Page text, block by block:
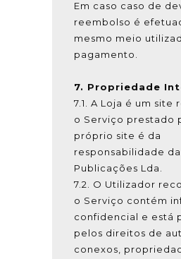
Em caso caso de
reembolso é
mesmo meio
pagamento.
7. Propriedade
7.1. A Loja é um site
o Serviço prestado
próprio site é da
responsabilidade da
Publicações Lda.
7.2. O Utilizador
o Serviço contém
confidencial e está
pelos direitos de
conexos,